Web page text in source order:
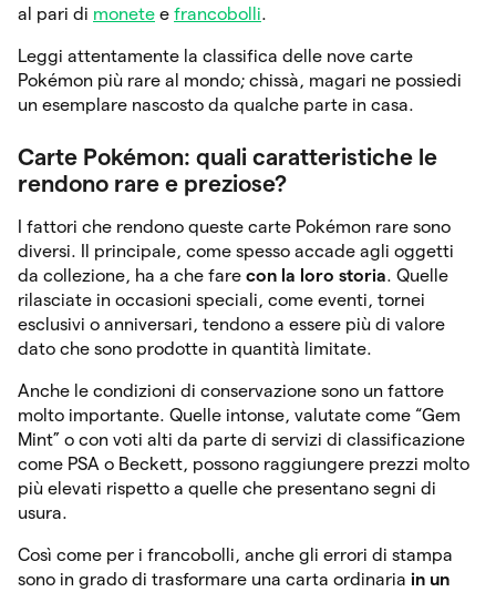
al pari di monete e francobolli.
Leggi attentamente la classifica delle nove carte
Pokémon più rare al mondo; chissà, magari ne possiedi
un esemplare nascosto da qualche parte in casa.
Carte Pokémon: quali caratteristiche le
rendono rare e preziose?
I fattori che rendono queste carte Pokémon rare sono
diversi. Il principale, come spesso accade agli oggetti
da collezione, ha a che fare con la loro storia. Quelle
rilasciate in occasioni speciali, come eventi, tornei
esclusivi o anniversari, tendono a essere più di valore
dato che sono prodotte in quantità limitate.
Anche le condizioni di conservazione sono un fattore
molto importante. Quelle intonse, valutate come “Gem
Mint” o con voti alti da parte di servizi di classificazione
come PSA o Beckett, possono raggiungere prezzi molto
più elevati rispetto a quelle che presentano segni di
usura.
Così come per i francobolli, anche gli errori di stampa
sono in grado di trasformare una carta ordinaria in un